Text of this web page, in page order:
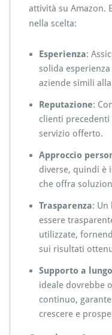
attività su Amazon.
nella scelta:
Esperienza:
solida
aziende simili
Reputazione:
clienti precedenti
servizio offerto.
Approccio
diverse, quindi è
che offra
Trasparenza: Un
essere
utilizzate,
sui risultati
Supporto a
ideale dovrebbe
continuo,
crescere e